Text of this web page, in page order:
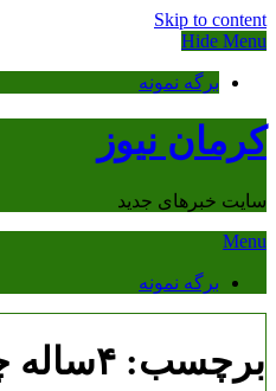
Skip to content
Hide Menu
برگه نمونه
کرمان نیوز
سایت خبرهای جدید
Menu
برگه نمونه
برچسب: ۴ساله چگونه